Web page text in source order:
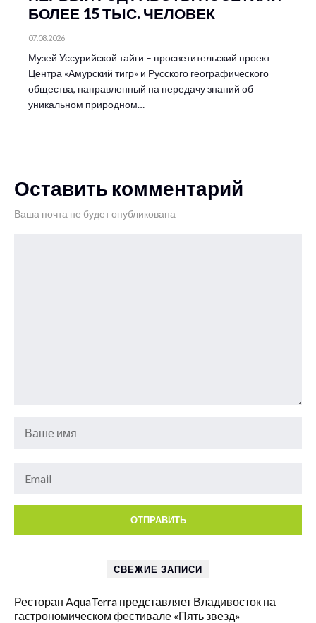
БОЛЕЕ 15 ТЫС. ЧЕЛОВЕК
07.08.2026
Музей Уссурийской тайги – просветительский проект
Центра «Амурский тигр» и Русского географического
общества, направленный на передачу знаний об
уникальном природном…
Оставить комментарий
Ваша почта не будет опубликована
СВЕЖИЕ ЗАПИСИ
Ресторан AquaTerra представляет Владивосток на
гастрономическом фестивале «Пять звезд»